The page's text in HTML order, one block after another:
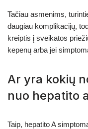
Tačiau asmenims,
daugiau komplikacijų,
kreiptis į sveikatos
kepenų arba jei
Ar yra kokių
nuo hepatito
Taip, hepatito A